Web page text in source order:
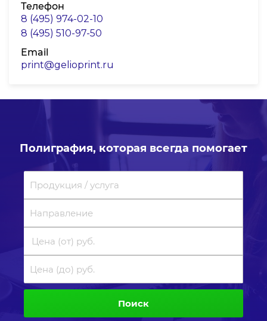
Телефон
8 (495) 974-02-10
8 (495) 510-97-50
Email
print@gelioprint.ru
Полиграфия, которая всегда помогает
Поиск